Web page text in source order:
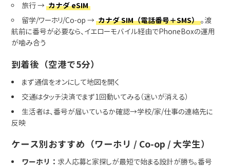
旅行 → カナダ eSIM
留学/ワーホリ/Co-op → カナダ SIM（電話番号＋SMS） 。渡
航前に番号が必要なら、イエローモバイル経由でPhoneBoxの運用
が噛み合う
到着後（空港で5分）
まず通信をオンにして地図を開く
交通はタッチ決済でまず1回動いてみる（迷いが消える）
生活者は、番号が届いているか確認→学校/家/仕事の連絡先に
反映
ケース別おすすめ（ワーホリ / Co-op / 大学生）
ワーホリ： 求人応募と家探しが最短で始まる設計が勝ち。番号